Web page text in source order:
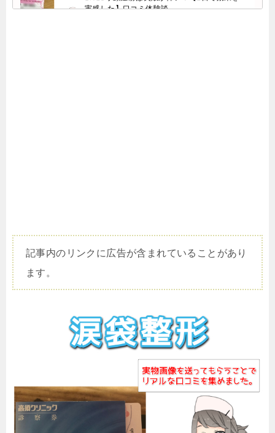
実感した】口コミ体験談
記事内のリンクに広告が含まれていることがあり
ます。